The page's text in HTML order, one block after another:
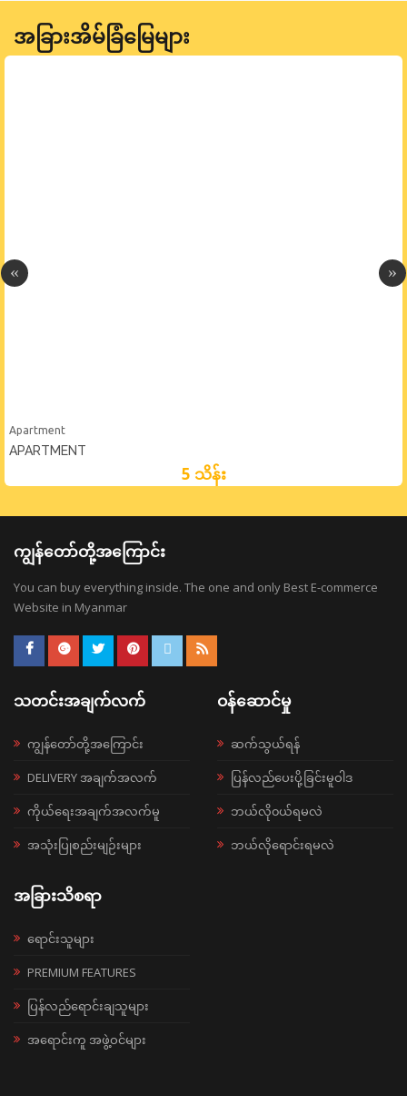
အခြားအိမ်ခြံမြေများ
Apartment
APARTMENT
5 သိန်း
ကျွန်တော်တို့အကြောင်း
You can buy everything inside. The one and only Best E-commerce
Website in Myanmar
သတင်းအချက်လက်
ကျွန်တော်တို့အကြောင်း
DELIVERY အချက်အလက်
ကိုယ်ရေးအချက်အလက်မူ
အသုံးပြုစည်းမျဉ်းများ
ဝန်ဆောင်မှု
ဆက်သွယ်ရန်
ပြန်လည်ပေးပို့ခြင်းမူဝါဒ
ဘယ်လို၀ယ်ရမလဲ
ဘယ်လိုရောင်းရမလဲ
အခြားသိစရာ
ရောင်းသူများ
PREMIUM FEATURES
ပြန်လည်ရောင်းချသူများ
အရောင်းကူ အဖွဲ့ဝင်များ